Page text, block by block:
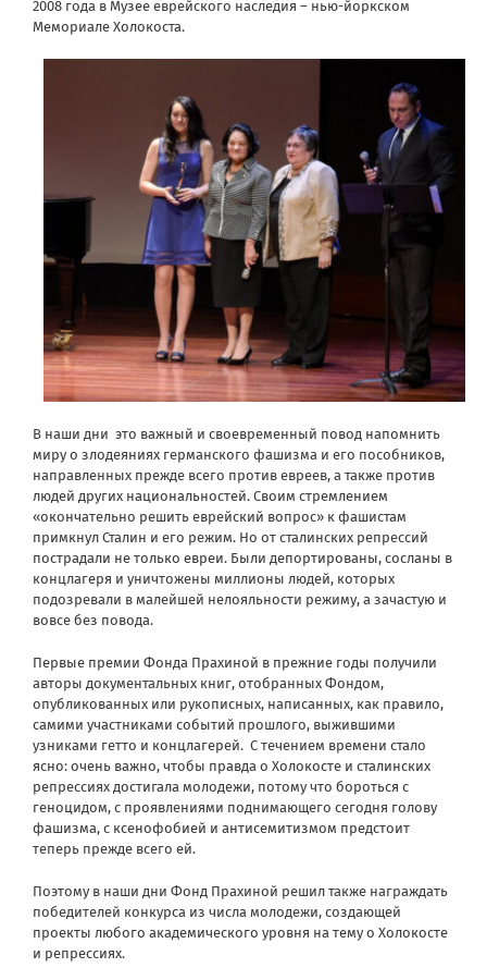
2008 года в Музее еврейского наследия – нью-йоркском
Мемориале Холокоста.
В наши дни это важный и своевременный повод напомнить
миру о злодеяниях германского фашизма и его пособников,
направленных прежде всего против евреев, а также против
людей других национальностей. Своим стремлением
«окончательно решить еврейский вопрос» к фашистам
примкнул Сталин и его режим. Но от сталинских репрессий
пострадали не только евреи. Были депортированы, сосланы в
концлагеря и уничтожены миллионы людей, которых
подозревали в малейшей нелояльности режиму, а зачастую и
вовсе без повода.
Первые премии Фонда Прахиной в прежние годы получили
авторы документальных книг, отобранных Фондом,
опубликованных или рукописных, написанных, как правило,
самими участниками событий прошлого, выжившими
узниками гетто и концлагерей. С течением времени стало
ясно: очень важно, чтобы правда о Холокосте и сталинских
репрессиях достигала молодежи, потому что бороться с
геноцидом, с проявлениями поднимающего сегодня голову
фашизма, с ксенофобией и антисемитизмом предстоит
теперь прежде всего ей.
Поэтому в наши дни Фонд Прахиной решил также награждать
победителей конкурса из числа молодежи, создающей
проекты любого академического уровня на тему о Холокосте
и репрессиях.